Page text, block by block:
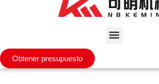
Obtener presupuesto